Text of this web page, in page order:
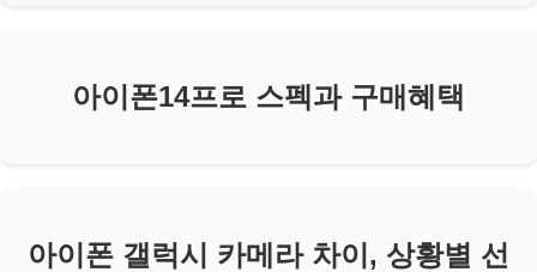
아이폰14프로 스펙과 구매혜택
아이폰 갤럭시 카메라 차이, 상황별 선